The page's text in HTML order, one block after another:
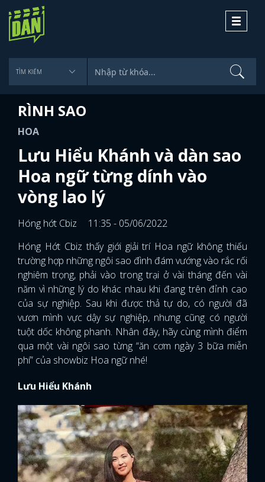
Toggle
RÌNH SAO
HOA
Lưu Hiểu Khánh và dàn sao
Hoa ngữ từng dính vào
vòng lao lý
Hóng hớt Cbiz
11:35 - 05/06/2022
Hóng Hớt Cbiz thấy giới giải trí Hoa ngữ không thiếu
trường hợp những ngôi sao đình đám vướng vào rắc rối
nghiêm trọng, phải vào trong trại ở vài tháng đến vài
năm vì những lý do khác nhau khi đang trên đỉnh cao
của sự nghiệp. Sau khi được thả tự do, có người đã
vươn mình vực dậy sự nghiệp, nhưng cũng có người
tuột dốc không phanh. Nhân đây, hãy cùng mình điểm
qua một vài ngôi sao từng “ăn cơm ngày 3 bữa miễn
phí” của showbiz Hoa ngữ nhé!
Lưu Hiểu Khánh